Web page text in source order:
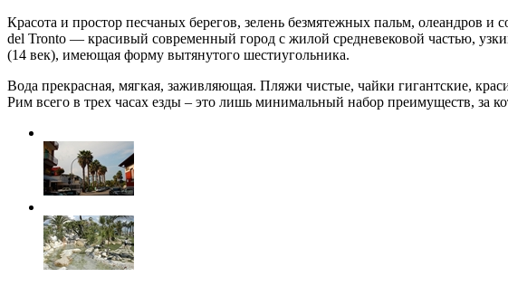
Красота и простор песчаных берегов, зелень безмятежных пальм, олеандров
del Tronto — красивый современный город с жилой средневековой частью,
(14 век), имеющая форму вытянутого шестиугольника.
Вода прекрасная, мягкая, заживляющая. Пляжи чистые, чайки гигантские,
Рим всего в трех часах езды – это лишь минимальный набор преимуществ, за